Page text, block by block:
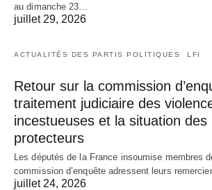
au dimanche 23…
juillet 29, 2026
ACTUALITÉS DES PARTIS POLITIQUES LFI
Retour sur la commission
traitement judiciaire des
incestueuses et la situation des
protecteurs
Les députés de la France insoumise membres
commission d’enquête adressent leurs
juillet 24, 2026